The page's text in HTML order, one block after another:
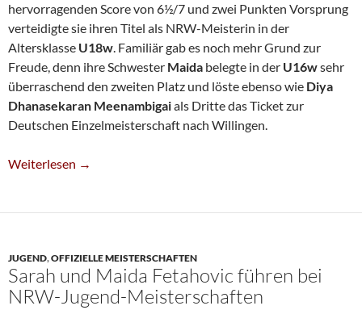
hervorragenden Score von 6½/7 und zwei Punkten Vorsprung
verteidigte sie ihren Titel als NRW-Meisterin in der
Altersklasse U18w. Familiär gab es noch mehr Grund zur
Freude, denn ihre Schwester Maida belegte in der U16wsehr
überraschend den zweiten Platz und löste ebenso wie Diya
Dhanasekaran Meenambigaials Dritte das Ticket zur
Deutschen Einzelmeisterschaft nach Willingen.
Sarah Fetahovic Verteidigt U18w-NRW-Titel
Weiterlesen →
JUGEND,OFFIZIELLE MEISTERSCHAFTEN
Sarah und Maida Fetahovic führen bei
NRW-Jugend-Meisterschaften